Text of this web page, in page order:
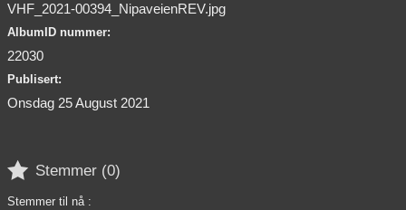
VHF_2021-00394_NipaveienREV.jpg
AlbumID nummer:
22030
Publisert:
Onsdag 25 August 2021
 Stemmer (0)
Stemmer til nå :